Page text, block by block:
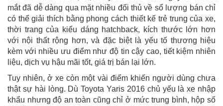
mắt đã dễ dàng qua mặt nhiều đối thủ về số lượng bán chỉ
có thể giải thích bằng phong cách thiết kế trẻ trung của xe,
thời trang của kiểu dáng hatchback, kích thước lớn hơn
với nội thất rộng hơn, và đặc biệt là yếu tố thương hiệu
kèm với nhiều ưu điểm như độ tin cậy cao, tiết kiệm nhiên
liệu, dịch vụ hậu mãi tốt, giá trị bán lại lớn.
Tuy nhiên, ở xe còn một vài điểm khiến người dùng chưa
thật sự hài lòng. Dù Toyota Yaris 2016 chủ yếu là xe nhập
khẩu nhưng độ an toàn cũng chỉ ở mức trung bình, hộp số